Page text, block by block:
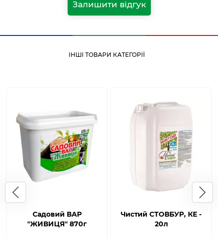
Залишити відгук
ІНШІ ТОВАРИ КАТЕГОРІЇ
Садовий ВАР
"ЖИВИЦЯ" 870г
Чистий СТОВБУР, КЕ -
20л